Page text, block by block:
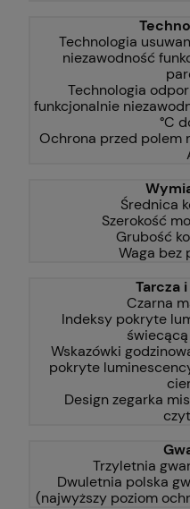
Technologia
niezawodność
Technologia
funkcjonalnie
°C
Ochrona przed
Średnica
Szerokość
Grubość
Waga bez
Tarcza
Czarna
Indeksy pokryte
Wskazówki
pokryte
Design zegarka
Trzyletnia
Dwuletnia polska
(najwyższy poziom